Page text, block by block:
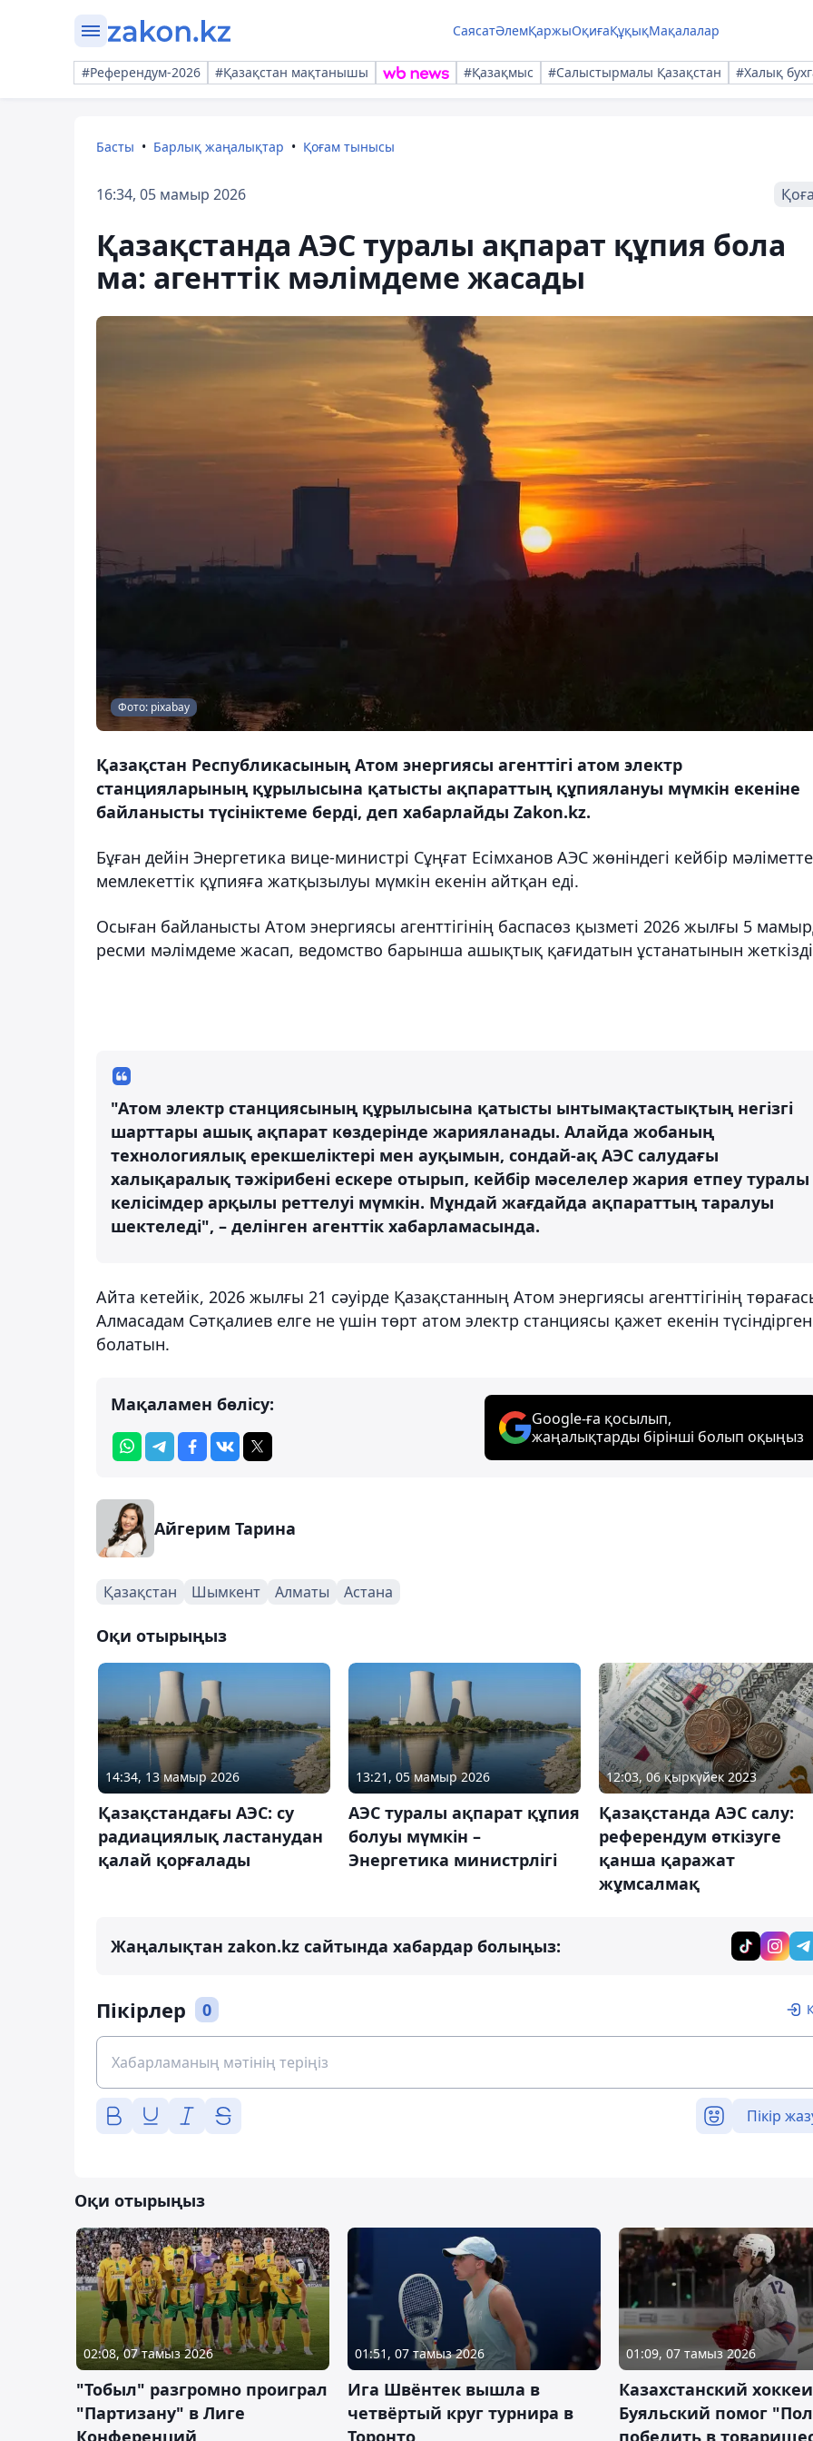
СаясатӘлемҚаржыОқиғаҚұқықМақалалар
#Референдум-2026 #Қазақстан мақтанышы #Қазақмыс #Салыстырмалы Қазақстан #Халық
Басты Барлық жаңалықтар Қоғам тынысы
16:34, 05 мамыр 2026
Қазақстанда АЭС туралы ақпарат құпия бола
ма: агенттік мәлімдеме жасады
Фото: pixabay
Қазақстан Республикасының Атом энергиясы агенттігі атом электр
станцияларының құрылысына қатысты ақпараттың құпиялануы мүмкін екеніне
байланысты түсініктеме берді, деп хабарлайды Zakon.kz.
Бұған дейін Энергетика вице-министрі Сұңғат Есімханов АЭС жөніндегі кейбір
мемлекеттік құпияға жатқызылуы мүмкін екенін айтқан еді.
Осыған байланысты Атом энергиясы агенттігінің баспасөз қызметі 2026 жылғы 5
ресми мәлімдеме жасап, ведомство барынша ашықтық қағидатын ұстанатынын
"Атом электр станциясының құрылысына қатысты ынтымақтастықтың негізгі
шарттары ашық ақпарат көздерінде жарияланады. Алайда жобаның
технологиялық ерекшеліктері мен ауқымын, сондай-ақ АЭС салудағы
халықаралық тәжірибені ескере отырып, кейбір мәселелер жария етпеу туралы
келісімдер арқылы реттелуі мүмкін. Мұндай жағдайда ақпараттың таралуы
шектеледі", – делінген агенттік хабарламасында.
Айта кетейік, 2026 жылғы 21 сәуірде Қазақстанның Атом энергиясы агенттігінің
Алмасадам Сәтқалиев елге не үшін төрт атом электр станциясы қажет екенін түсіндірген
болатын.
Мақаламен бөлісу:
Google-ға қосылып,
жаңалықтарды бірінші болып оқыңыз
Айгерим Тарина
Қазақстан Шымкент Алматы Астана
Оқи отырыңыз
14:34, 13 мамыр 2026
Қазақстандағы АЭС: су
радиациялық ластанудан
қалай қорғалады
13:21, 05 мамыр 2026
АЭС туралы ақпарат құпия
болуы мүмкін –
Энергетика министрлігі
12:03, 06 қыркүйек 2023
Қазақстанда АЭС салу:
референдум өткізуге
қанша қаражат
жұмсалмақ
Жаңалықтан zakon.kz сайтында хабардар болыңыз:
Пікірлер 0
Пікір
Оқи отырыңыз
02:08, 07 тамыз 2026
"Тобыл" разгромно проиграл
"Партизану" в Лиге
Конференций
01:51, 07 тамыз 2026
Ига Швёнтек вышла в
четвёртый круг турнира в
Торонто
01:09, 07 тамыз 2026
Казахстанский
Буяльский помог
победить в